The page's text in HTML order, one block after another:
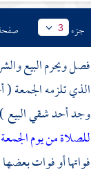
جزء 3
فصل ويحرم البيع
الذي تلزمه الجمعة (
وجد أحد شقي البيع )
للصلاة من يوم الجمعة
فواتها أو فوات